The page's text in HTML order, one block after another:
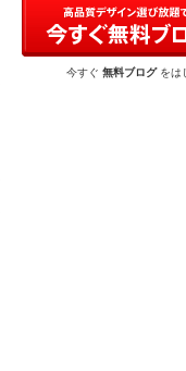
今すぐ 無料ブログをは